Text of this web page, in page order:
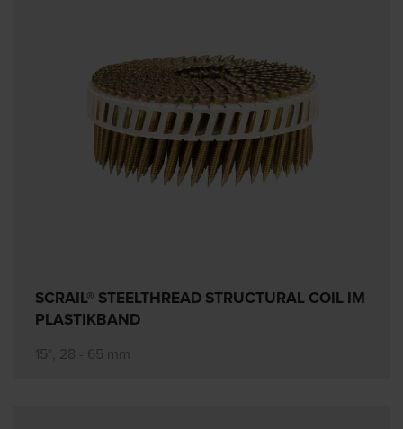
SCRAIL® STEELTHREAD STRUCTURAL COIL IM
PLASTIKBAND
15°, 28 - 65 mm